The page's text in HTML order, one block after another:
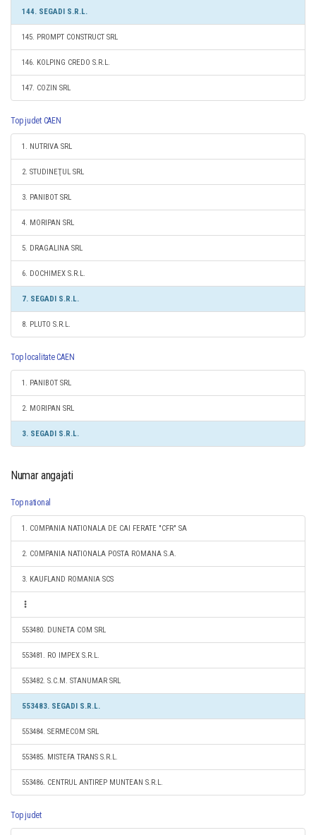
144. SEGADI S.R.L.
145. PROMPT CONSTRUCT SRL
146. KOLPING CREDO S.R.L.
147. COZIN SRL
Top judet CAEN
1. NUTRIVA SRL
2. STUDINEŢUL SRL
3. PANIBOT SRL
4. MORIPAN SRL
5. DRAGALINA SRL
6. DOCHIMEX S.R.L.
7. SEGADI S.R.L.
8. PLUTO S.R.L.
Top localitate CAEN
1. PANIBOT SRL
2. MORIPAN SRL
3. SEGADI S.R.L.
Numar angajati
Top national
1. COMPANIA NATIONALA DE CAI FERATE "CFR" SA
2. COMPANIA NATIONALA POSTA ROMANA S.A.
3. KAUFLAND ROMANIA SCS
553480. DUNETA COM SRL
553481. RO IMPEX S.R.L.
553482. S.C.M. STANUMAR SRL
553483. SEGADI S.R.L.
553484. SERMECOM SRL
553485. MISTEFA TRANS S.R.L.
553486. CENTRUL ANTIREP MUNTEAN S.R.L.
Top judet